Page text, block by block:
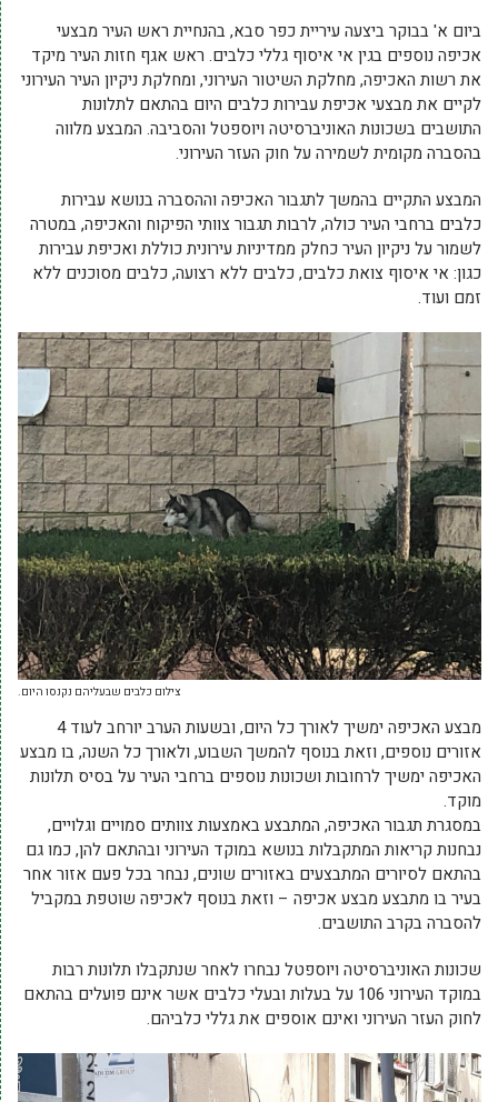
ביום א' בבוקר ביצעה עיריית כפר סבא, בהנחיית ראש העיר מבצעי
אכיפה נוספים בגין אי איסוף גללי כלבים. ראש אגף חזות העיר מיקד
את רשות האכיפה, מחלקת השיטור העירוני, ומחלקת ניקיון העיר העירוני
לקיים את מבצעי אכיפת עבירות כלבים היום בהתאם לתלונות
התושבים בשכונות האוניברסיטה ויוספטל והסביבה. המבצע מלווה
בהסברה מקומית לשמירה על חוק העזר העירוני.
המבצע התקיים בהמשך לתגבור האכיפה וההסברה בנושא עבירות
כלבים ברחבי העיר כולה, לרבות תגבור צוותי הפיקוח והאכיפה, במטרה
לשמור על ניקיון העיר כחלק ממדיניות עירונית כוללת ואכיפת עבירות
כגון: אי איסוף צואת כלבים, כלבים ללא רצועה, כלבים מסוכנים ללא
זמם ועוד.
צילום כלבים שבעליהם נקנסו היום.
מבצע האכיפה ימשיך לאורך כל היום, ובשעות הערב יורחב לעוד 4
אזורים נוספים, וזאת בנוסף להמשך השבוע, ולאורך כל השנה, בו מבצע
האכיפה ימשיך לרחובות ושכונות נוספים ברחבי העיר על בסיס תלונות
מוקד.
במסגרת תגבור האכיפה, המתבצע באמצעות צוותים סמויים וגלויים,
נבחנות קריאות המתקבלות בנושא במוקד העירוני ובהתאם להן, כמו גם
בהתאם לסיורים המתבצעים באזורים שונים, נבחר בכל פעם אזור אחר
בעיר בו מתבצע מבצע אכיפה – וזאת בנוסף לאכיפה שוטפת במקביל
להסברה בקרב התושבים.
שכונות האוניברסיטה ויוספטל נבחרו לאחר שנתקבלו תלונות רבות
במוקד העירוני 106 על בעלות ובעלי כלבים אשר אינם פועלים בהתאם
לחוק העזר העירוני ואינם אוספים את גללי כלביהם.